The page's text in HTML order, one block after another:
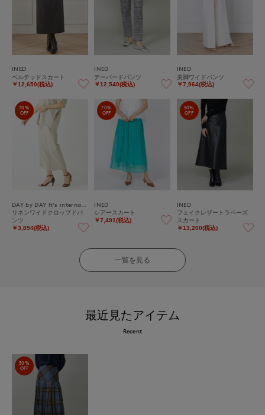
INED
ベルテッドスカート
￥12,650(税込)
INED
テーパードパンツ
￥12,540(税込)
INED
美脚ワイドパンツ
￥7,964(税込)
70%
OFF
リネンワイドクロップドパ
ンツ
￥3,894(税込)
70%
OFF
INED
シアースカート
￥7,491(税込)
50%
OFF
INED
フェイクレザートラペーズ
スカート
￥13,200(税込)
一覧を見る
最近見たアイテム
Recent
50%
OFF